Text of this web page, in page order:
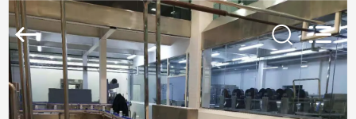
家
2019
2026
Shanghai
Gofun
Machinery
Co.,
Ltd..
Rights
Reserved.